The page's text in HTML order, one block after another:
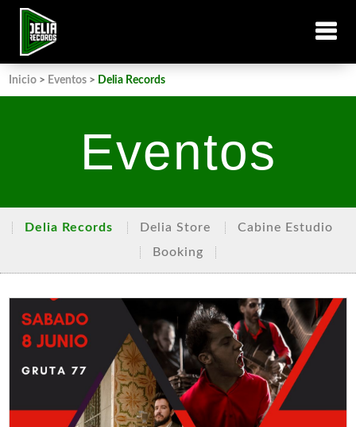
Inicio > Eventos > Delia Records
Eventos
Delia Records Delia Store
Cabine Estudio
Booking